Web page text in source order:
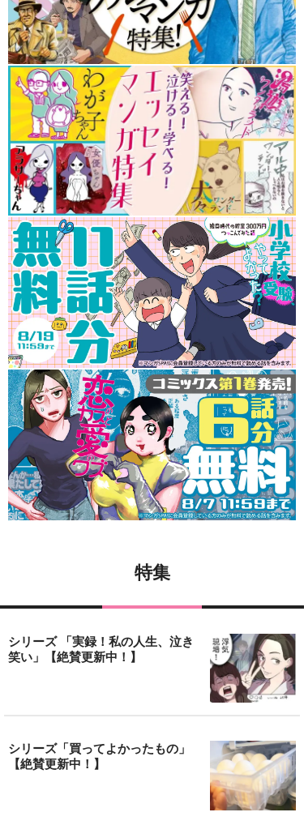
特集
シリーズ 「実録！私の人生、泣き
笑い」【絶賛更新中！】
シリーズ「買ってよかったもの」
【絶賛更新中！】